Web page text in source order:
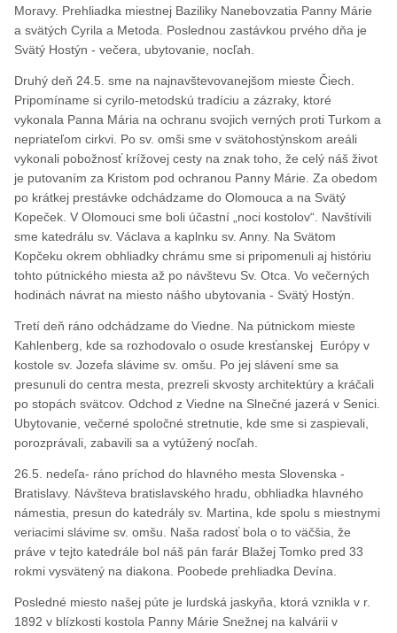
Moravy. Prehliadka miestnej Baziliky Nanebovzatia Panny Márie
a svätých Cyrila a Metoda. Poslednou zastávkou prvého dňa je
Svätý Hostýn - večera, ubytovanie, nocľah.
Druhý deň 24.5. sme na najnavštevovanejšom mieste Čiech.
Pripomíname si cyrilo-metodskú tradíciu a zázraky, ktoré
vykonala Panna Mária na ochranu svojich verných proti Turkom a
nepriateľom cirkvi. Po sv. omši sme v svätohostýnskom areáli
vykonali pobožnosť krížovej cesty na znak toho, že celý náš život
je putovaním za Kristom pod ochranou Panny Márie. Za obedom
po krátkej prestávke odchádzame do Olomouca a na Svätý
Kopeček. V Olomouci sme boli účastní „noci kostolov“. Navštívili
sme katedrálu sv. Václava a kaplnku sv. Anny. Na Svätom
Kopčeku okrem obhliadky chrámu sme si pripomenuli aj históriu
tohto pútnického miesta až po návštevu Sv. Otca. Vo večerných
hodinách návrat na miesto nášho ubytovania - Svätý Hostýn.
Tretí deň ráno odchádzame do Viedne. Na pútnickom mieste
Kahlenberg, kde sa rozhodovalo o osude kresťanskej Európy v
kostole sv. Jozefa slávime sv. omšu. Po jej slávení sme sa
presunuli do centra mesta, prezreli skvosty architektúry a kráčali
po stopách svätcov. Odchod z Viedne na Slnečné jazerá v Senici.
Ubytovanie, večerné spoločné stretnutie, kde sme si zaspievali,
porozprávali, zabavili sa a vytúžený nocľah.
26.5. nedeľa- ráno príchod do hlavného mesta Slovenska -
Bratislavy. Návšteva bratislavského hradu, obhliadka hlavného
námestia, presun do katedrály sv. Martina, kde spolu s miestnymi
veriacimi slávime sv. omšu. Naša radosť bola o to väčšia, že
práve v tejto katedrále bol náš pán farár Blažej Tomko pred 33
rokmi vysvätený na diakona. Poobede prehliadka Devína.
Posledné miesto našej púte je lurdská jaskyňa, ktorá vznikla v r.
1892 v blízkosti kostola Panny Márie Snežnej na kalvárii v